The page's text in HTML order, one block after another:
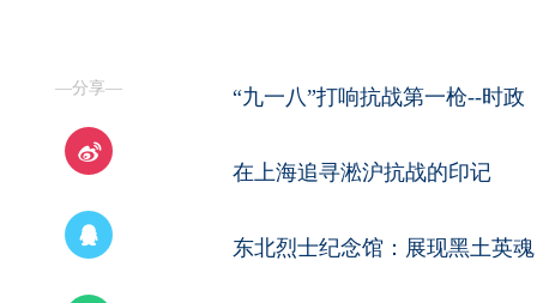
—分享— “九一八”打响抗战第一枪--时政
在上海追寻淞沪抗战的印记
东北烈士纪念馆：展现黑土英